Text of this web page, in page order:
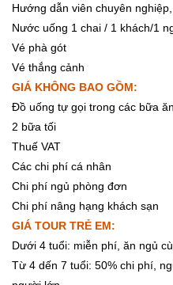
Hướng dẫn viên chuyên
Nước uống 1 chai / 1 khách/1
Vé phà gót
Vé thắng cảnh
GIÁ KHÔNG BAO GỒM:
Đồ uống tự gọi trong các bữa
2 bữa tối
Thuế VAT
Các chi phí cá nhân
Chi phí ngủ phòng đơn
Chi phí nâng hạng khách sạn
GIÁ TOUR TRẺ EM:
Dưới 4 tuổi: miễn phí, ăn ngủ
Từ 4 dến 7 tuổi: 50% chi phí,